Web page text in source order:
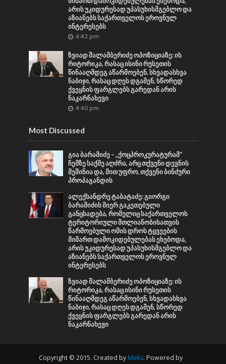
არის უკიდურესად უპასუხისმგებლო და
აზიანებს საქართველოს ეროვნულ
ინტერესებს
4:42 pm
ზვიად შალამბერიძე ოპოზიციაზე: ის
რიტორიკა, რასაც ისინი რუსეთის
წინააღმდეგ აწარმოებენ, სხვადასხვა
ნაბიჯი, რასაც დღეს დგამენ, სწორედ
ქვეყნის ფარგლებს გარედან არის
ნაკარნახევი
4:40 pm
Most Discussed
გია ბარამიძე – „ქოცპროკურატურამ“
ჩემზე საქმე აღძრა, არც თქვენი დევნის
მეშინია და, მით უფრო, თქვენი ბინძური
პროპაგანდის
ალექსანდრე ტაბატაძე: გიორგი
ბარამიძის მიერ გაკეთებული
განცხადება, რომელიც საქართველოს
ტერიტორიული მთლიანობისათვის
წარმოებული ომის დროს ტყვეების
მიმართ დამოკიდებულებას ეხებოდა,
არის უკიდურესად უპასუხისმგებლო და
აზიანებს საქართველოს ეროვნულ
ინტერესებს
ზვიად შალამბერიძე ოპოზიციაზე: ის
რიტორიკა, რასაც ისინი რუსეთის
წინააღმდეგ აწარმოებენ, სხვადასხვა
ნაბიჯი, რასაც დღეს დგამენ, სწორედ
ქვეყნის ფარგლებს გარედან არის
ნაკარნახევი
Copyright © 2015. Created by Meks. Powered by